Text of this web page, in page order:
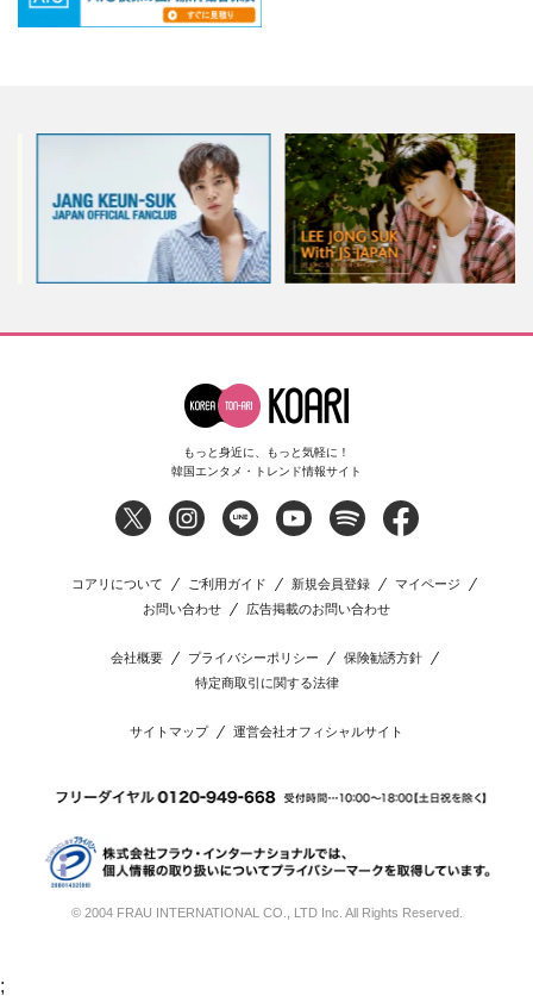
もっと身近に、もっと気軽に！
韓国エンタメ・トレンド情報サイト
コアリについて ご利用ガイド 新規会員登録
マイページ
お問い合わせ
広告掲載のお問い合わせ
会社概要 プライバシーポリシー
保険勧誘方針
特定商取引に関する法律
サイトマップ 運営会社オフィシャルサイト
© 2004 FRAU INTERNATIONAL CO., LTD Inc. All Rights Reserved.
;